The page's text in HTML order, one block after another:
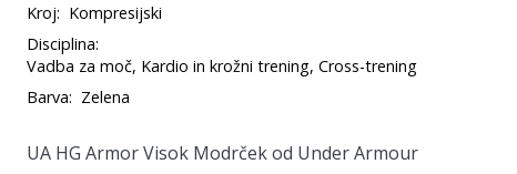
Kroj: Kompresijski
Disciplina:
Vadba za moč, Kardio in krožni trening, Cross-trening
Barva: Zelena
UA HG Armor Visok Modrček od Under Armour